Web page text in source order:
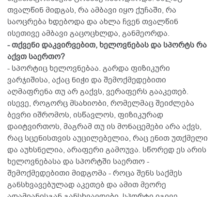
თვალწინ მიდგას, რა ამბავი იყო ქუჩაში, რა
საოცრება ხდებოდა და ახლა ჩვენ თვალწინ
ისეთივე ამბავი გაცოცხლდა, განმეორდა.
- თქვენი დაკვირვებით, ხელოვნებას და სპორტს რა
აქვთ საერთო?
- სპორტიც ხელოვნებაა. გარდა ფიზიკური
ვარჯიშისა, აქაც ნიჭი და შემოქმედებითი
აღმაფრენა თუ არ გაქვს, ვერაფერს გააკეთებ.
ისევე, როგორც მსახიობი, რომელმაც შეიძლება
ბევრი იშრომოს, ისწავლოს, ფიზიკურად
დაიტვირთოს, მაგრამ თუ ის მონაცემები არა აქვს,
რაც სცენისთვის აუცილებელია, რაც ენით უთქმელი
და აუხსნელია, არაფერი გამოუვა. სწორედ ეს არის
ხელოვნებასა და სპორტში საერთო -
შემოქმედებითი მიდგომა - როცა შენს საქმეს
განსხვავებულად აკეთებ და ამით მეორე